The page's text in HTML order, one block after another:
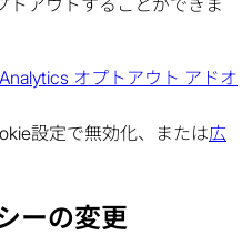
オプトアウト アドオ
設定で無効化、または広
ーの変更